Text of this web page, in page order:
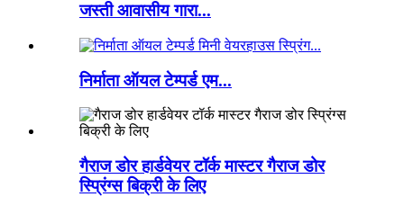
जस्ती आवासीय गारा...
निर्माता ऑयल टेम्पर्ड एम...
गैराज डोर हार्डवेयर टॉर्क मास्टर गैराज डोर
स्प्रिंग्स बिक्री के लिए